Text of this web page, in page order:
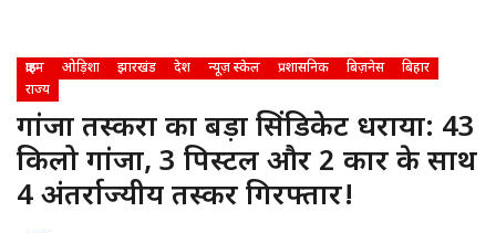
क्राइम ओड़िशा झारखंड देश न्यूज़ स्केल प्रशासनिक बिज़नेस
बिहार
राज्य
गांजा तस्करों का बड़ा सिंडिकेट धराया: 43
किलो गांजा, 3 पिस्टल और 2 कार के साथ
4 अंतर्राज्यीय तस्कर गिरफ्तार!